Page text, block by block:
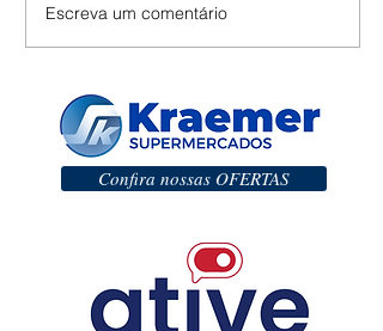
Escreva um comentário
Confira nossas OFERTAS